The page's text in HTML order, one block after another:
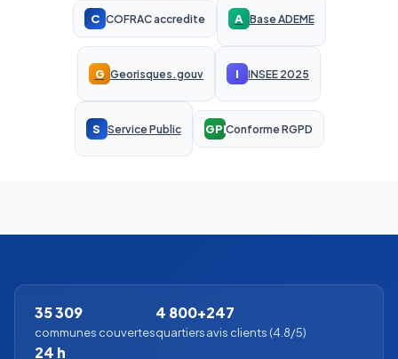
C COFRAC accredite A Base ADEME
G Georisques.gouv I INSEE 2025
S Service Public RGPDConforme RGPD
35 309
communes couvertes
4 800+
quartiers
247
avis clients (4.8/5)
24 h